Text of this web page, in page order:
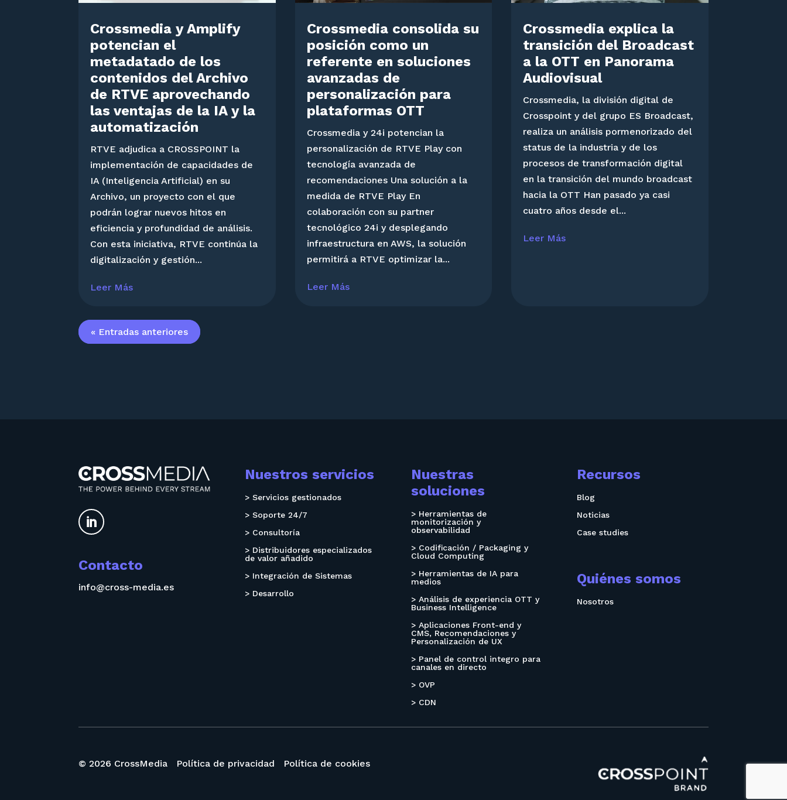
Crossmedia y Amplify
potencian el
metadatado de los
contenidos del Archivo
de RTVE aprovechando
las ventajas de la IA y la
automatización
RTVE adjudica a CROSSPOINT la
implementación de capacidades de
IA (Inteligencia Artificial) en su
Archivo, un proyecto con el que
podrán lograr nuevos hitos en
eficiencia y profundidad de análisis.
Con esta iniciativa, RTVE continúa la
digitalización y gestión...
Leer Más
Crossmedia consolida su
posición como un
referente en soluciones
avanzadas de
personalización para
plataformas OTT
Crossmedia y 24i potencian la
personalización de RTVE Play con
tecnología avanzada de
recomendaciones Una solución a la
medida de RTVE Play En
colaboración con su partner
tecnológico 24i y desplegando
infraestructura en AWS, la solución
permitirá a RTVE optimizar la...
Leer Más
Crossmedia explica la
transición del Broadcast
a la OTT en Panorama
Audiovisual
Crossmedia, la división digital de
Crosspoint y del grupo ES Broadcast,
realiza un análisis pormenorizado del
status de la industria y de los
procesos de transformación digital
en la transición del mundo broadcast
hacia la OTT Han pasado ya casi
cuatro años desde el...
Leer Más
« Entradas anteriores

Contacto
info@cross-media.es
Nuestros servicios
> Servicios gestionados
> Soporte 24/7
> Consultoría
> Distribuidores especializados
de valor añadido
> Integración de Sistemas
> Desarrollo
Nuestras
soluciones
> Herramientas de
monitorización y
observabilidad
> Codificación / Packaging y
Cloud Computing
> Herramientas de IA para
medios
> Análisis de experiencia OTT y
Business Intelligence
> Aplicaciones Front-end y
CMS, Recomendaciones y
Personalización de UX
> Panel de control integro para
canales en directo
> OVP
> CDN
Recursos
Blog
Noticias
Case studies
Quiénes somos
Nosotros
© 2026 CrossMedia Política de privacidad Política de cookies